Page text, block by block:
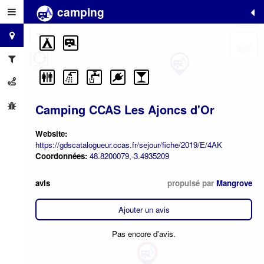
camping
Camping CCAS Les Ajoncs d'Or
Website:
https://gdscatalogueur.ccas.fr/sejour/fiche/2019/E/4AK
Coordonnées: 48.8200079,-3.4935209
avis propulsé par Mangrove
Ajouter un avis
Pas encore d'avis.
+
−